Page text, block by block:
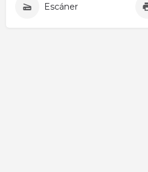
Escáner